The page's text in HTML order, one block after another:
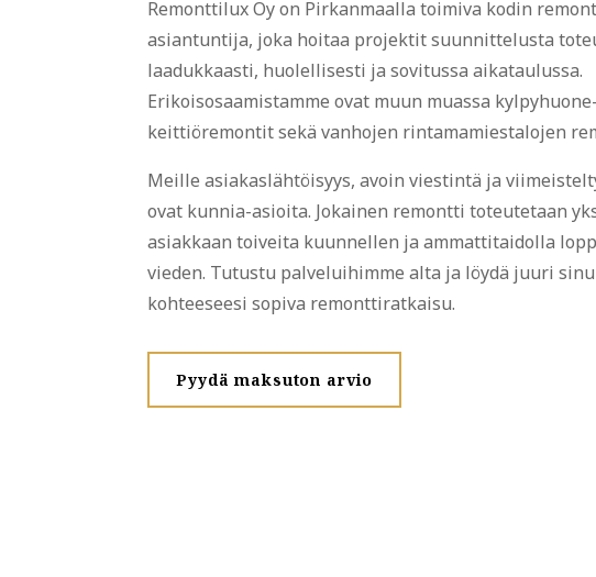
Remonttilux Oy on Pirkanmaalla toimiva kodin
asiantuntija, joka hoitaa projektit suunnittelusta
laadukkaasti, huolellisesti ja sovitussa aikataulussa.
Erikoisosaamistamme ovat muun muassa
keittiöremontit sekä vanhojen rintamamiestalojen
Meille asiakaslähtöisyys, avoin viestintä ja
ovat kunnia-asioita. Jokainen remontti toteutetaan
asiakkaan toiveita kuunnellen ja ammattitaidolla
vieden. Tutustu palveluihimme alta ja löydä juuri
kohteeseesi sopiva remonttiratkaisu.
Pyydä maksuton arvio